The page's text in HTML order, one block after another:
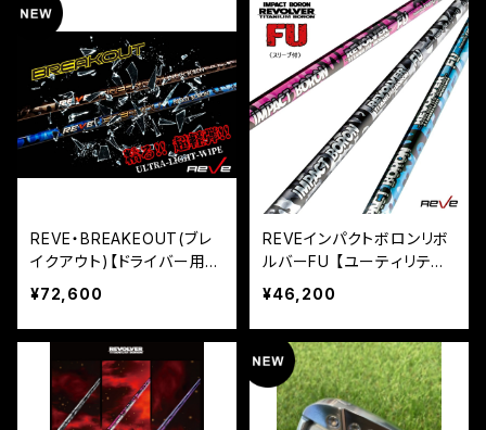
REVE・BREAKEOUT(ブレ
イクアウト)【ドライバー用シ
ャフト】
¥72,600
REVEインパクトボロンリボ
ルバーFU 【ユーティリティ
用シャフト】
¥46,200